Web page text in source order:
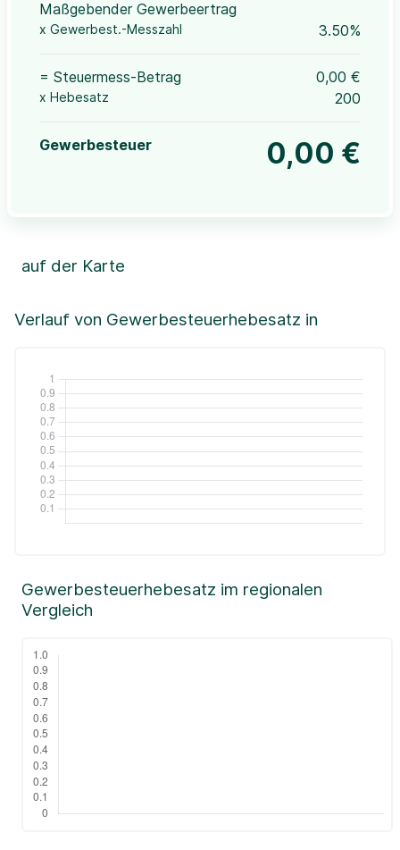
Maßgebender Gewerbeertrag
x Gewerbest.-Messzahl 3.50%
= Steuermess-Betrag 0,00 €
x Hebesatz 200
Gewerbesteuer 0,00 €
Verlauf von Gewerbesteuerhebesatz in
auf der Karte
+
Leaflet|©OpenStreetMap, ©CartoDB,
Gewerbesteuerhebesatz im regionalen
Vergleich